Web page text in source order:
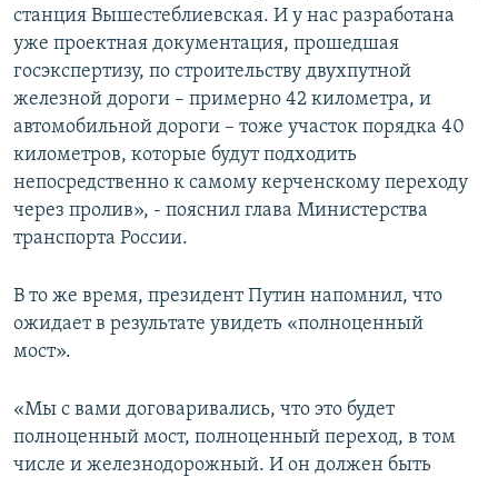
станция Вышестеблиевская. И у нас разработана
уже проектная документация, прошедшая
госэкспертизу, по строительству двухпутной
железной дороги – примерно 42 километра, и
автомобильной дороги – тоже участок порядка 40
километров, которые будут подходить
непосредственно к самому керченскому переходу
через пролив», - пояснил глава Министерства
транспорта России.
В то же время, президент Путин напомнил, что
ожидает в результате увидеть «полноценный
мост».
«Мы с вами договаривались, что это будет
полноценный мост, полноценный переход, в том
числе и железнодорожный. И он должен быть